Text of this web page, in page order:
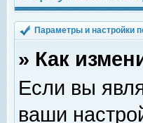
Параметры и настройки
» Как
Если вы
ваши